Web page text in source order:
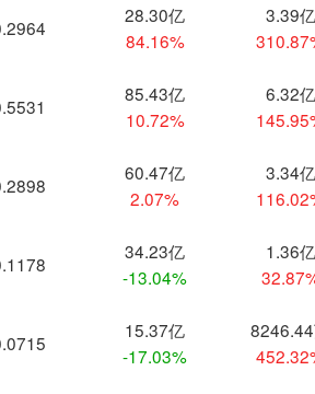
28.30亿
84.16%
3.39亿
85.43亿
10.72%
6.32亿
60.47亿
2.07%
3.34亿
34.23亿
-13.04%
1.36亿
15.37亿
-17.03%